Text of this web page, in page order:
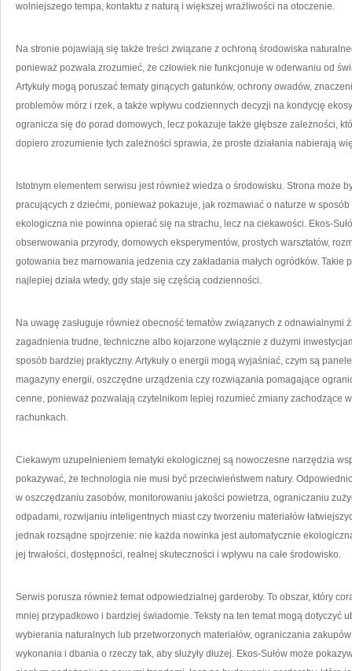
wolniejszego tempa, kontaktu z naturą i większej wrażliwości na otoczenie.
Na stronie pojawiają się także treści związane z ochroną środowiska
ponieważ pozwala zrozumieć, że człowiek nie funkcjonuje w oderwaniu od
Artykuły mogą poruszać tematy ginących gatunków, ochrony owadów,
problemów mórz i rzek, a także wpływu codziennych decyzji na kondycję
ogranicza się do porad domowych, lecz pokazuje także głębsze zależności,
dopiero zrozumienie tych zależności sprawia, że proste działania nabierają
Istotnym elementem serwisu jest również wiedza o środowisku. Strona może
pracujących z dziećmi, ponieważ pokazuje, jak rozmawiać o naturze w
ekologiczna nie powinna opierać się na strachu, lecz na ciekawości. Ekos-
obserwowania przyrody, domowych eksperymentów, prostych warsztatów,
gotowania bez marnowania jedzenia czy zakładania małych ogródków.
najlepiej działa wtedy, gdy staje się częścią codzienności.
Na uwagę zasługuje również obecność tematów związanych z odnawialnymi
zagadnienia trudne, techniczne albo kojarzone wyłącznie z dużymi
sposób bardziej praktyczny. Artykuły o energii mogą wyjaśniać, czym są
magazyny energii, oszczędne urządzenia czy rozwiązania pomagające
cenne, ponieważ pozwalają czytelnikom lepiej rozumieć zmiany zachodzące
rachunkach.
Ciekawym uzupełnieniem tematyki ekologicznej są nowoczesne narzędzia
pokazywać, że technologia nie musi być przeciwieństwem natury.
w oszczędzaniu zasobów, monitorowaniu jakości powietrza, ograniczaniu
odpadami, rozwijaniu inteligentnych miast czy tworzeniu materiałów
jednak rozsądne spojrzenie: nie każda nowinka jest automatycznie
jej trwałości, dostępności, realnej skuteczności i wpływu na całe środowisko.
Serwis porusza również temat odpowiedzialnej garderoby. To obszar, który
mniej przypadkowo i bardziej świadomie. Teksty na ten temat mogą dotyczyć
wybierania naturalnych lub przetworzonych materiałów, ograniczania
wykonania i dbania o rzeczy tak, aby służyły dłużej. Ekos-Sułów może